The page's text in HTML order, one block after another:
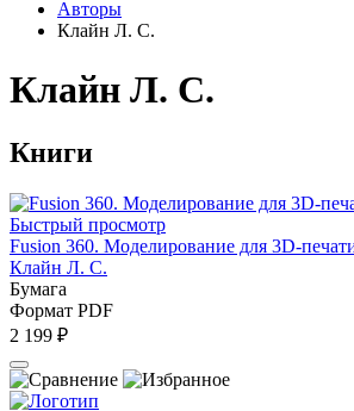
Авторы
Клайн Л. С.
Клайн Л. С.
Книги
Быстрый просмотр
Fusion 360. Моделирование для 3D-
Клайн Л. С.
Бумага
Формат PDF
2 199 ₽